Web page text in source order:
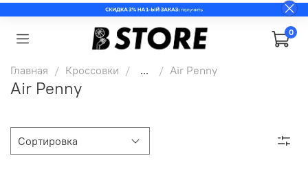
0
Главная Кроссовки ... Air Penny
Air Penny